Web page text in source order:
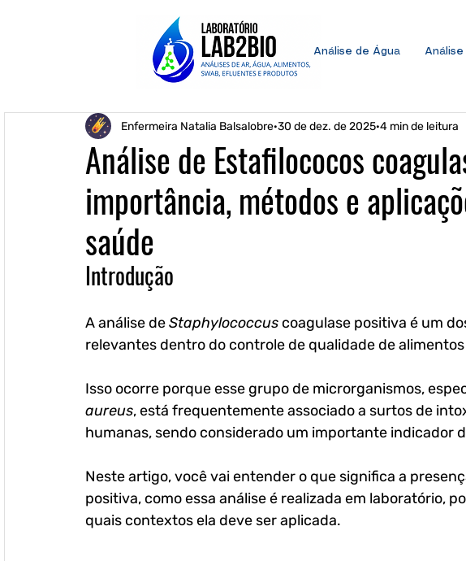
Análise de Água
Análise de Estafilococos
importância, métodos e
saúde
Enfermeira Natalia Balsalobre 30 de dez. de 2025 4 min de leitura
Introdução
A análise de Staphylococcus coagulase positiva é um
relevantes dentro do controle de qualidade de
Isso ocorre porque esse grupo de microrganismos,
aureus, está frequentemente associado a surtos de
humanas, sendo considerado um importante indicador
Neste artigo, você vai entender o que significa a
positiva, como essa análise é realizada em laboratório,
quais contextos ela deve ser aplicada.